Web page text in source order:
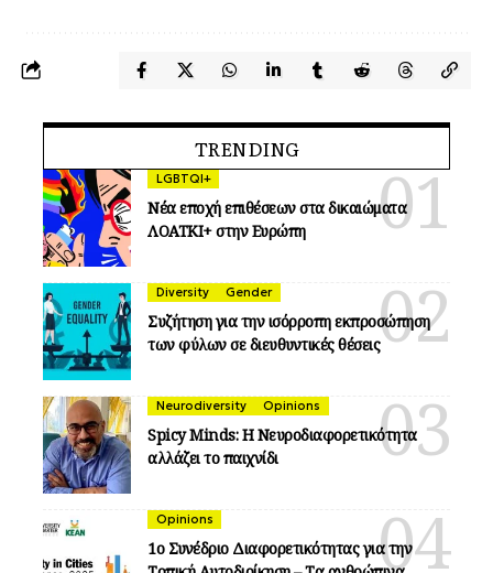
TRENDING
LGBTQI+
Νέα εποχή επιθέσεων στα δικαιώματα
ΛΟΑΤΚΙ+ στην Ευρώπη
Diversity Gender
Συζήτηση για την ισόρροπη εκπροσώπηση
των φύλων σε διευθυντικές θέσεις
Neurodiversity Opinions
Spicy Minds: Η Νευροδιαφορετικότητα
αλλάζει το παιχνίδι
Opinions
1ο Συνέδριο Διαφορετικότητας για την